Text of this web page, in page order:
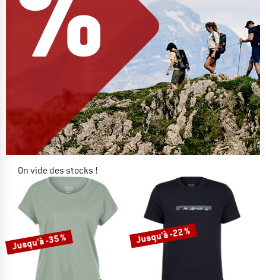
On vide des stocks !
JUSQU'À -60 %
LE DÉSTOCKAGE
Jusqu'à -35 % Jusqu'à -22 %